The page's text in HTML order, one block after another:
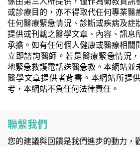
或診療目的，亦不得取代任何專業醫
任何醫療緊急情況、診斷或疾病及症
提供或刊載之醫學文章、內容、訊息
承擔。如有任何個人健康或醫療相關
立即諮詢醫師。若是醫療緊急情況
地緊急救護電話送醫急救。本網站並
醫學文章提供者背書。本網站所提
考，本網站不負任何法律責任。
聯繫我們
您的建議與回饋是我們進步的動力，